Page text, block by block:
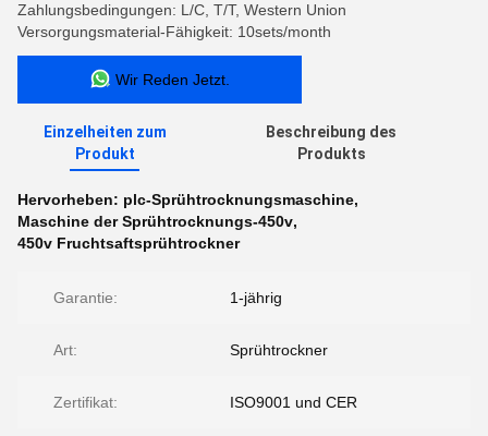
Zahlungsbedingungen: L/C, T/T, Western Union
Versorgungsmaterial-Fähigkeit: 10sets/month
Wir Reden Jetzt.
Einzelheiten zum
Produkt
Beschreibung des
Produkts
Hervorheben: plc-Sprühtrocknungsmaschine,
Maschine der Sprühtrocknungs-450v,
450v Fruchtsaftsprühtrockner
Garantie: 1-jährig
Art: Sprühtrockner
Zertifikat: ISO9001 und CER